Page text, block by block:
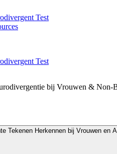
Test
Test
bij Vrouwen & Non-
Tekenen Herkennen bij Vrouwen en